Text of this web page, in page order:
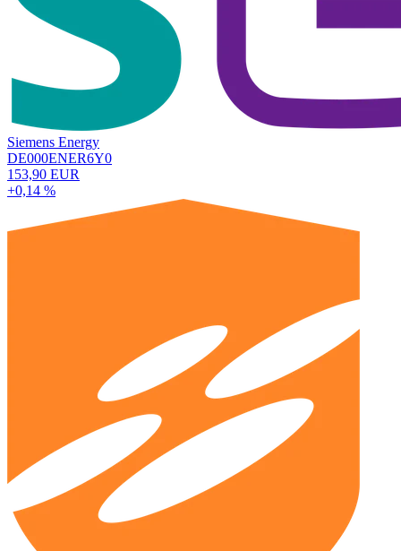
Siemens Energy
DE000ENER6Y0
153,90 EUR
+0,14 %